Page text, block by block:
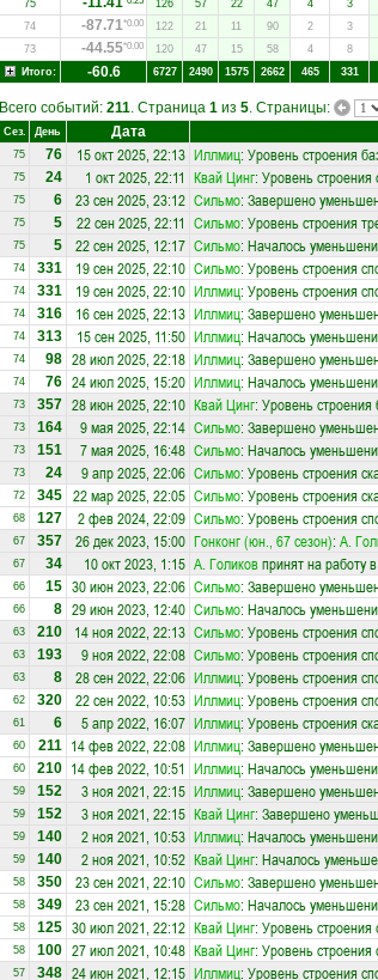
75
126 57 22 47 4 3
74
-87.71*0.00 122 21 11 90 2 3
73
-44.55*0.00 120 47 15 58 4 8
Итого:
-60.6 6727 2490 1575 2662 465 331
Всего событий: 211. Страница 1 из 5. Страницы:
Сез. День Дата
75 76 15 окт 2025, 22:13 Иллмиц: Уровень строения
75 24 1 окт 2025, 22:11 Квай Цинг: Уровень
75 6 23 сен 2025, 23:12 Сильмо: Завершено
75 5 22 сен 2025, 22:11 Сильмо: Уровень строения
75 5 22 сен 2025, 12:17 Сильмо: Началось
74 331 19 сен 2025, 22:10 Сильмо: Уровень строения
74 331 19 сен 2025, 22:10 Иллмиц: Уровень строения
74 316 16 сен 2025, 22:13 Иллмиц: Завершено
74 313 15 сен 2025, 11:50 Иллмиц: Началось
74 98 28 июл 2025, 22:18 Иллмиц: Завершено
74 76 24 июл 2025, 15:20 Иллмиц: Началось
73 357 28 июн 2025, 22:10 Квай Цинг: Уровень
73 164 9 мая 2025, 22:14 Сильмо: Завершено
73 151 7 мая 2025, 16:48 Сильмо: Началось
73 24 9 апр 2025, 22:06 Сильмо: Уровень строения
72 345 22 мар 2025, 22:05 Сильмо: Уровень строения
68 127 2 фев 2024, 22:09 Сильмо: Уровень строения
67 357 26 дек 2023, 15:00 Гонконг (юн., 67 сезон): А.
67 34 10 окт 2023, 1:15 А. Голиковпринят на работу
66 15 30 июн 2023, 22:06 Сильмо: Завершено
66 8 29 июн 2023, 12:40 Сильмо: Началось
63 210 14 ноя 2022, 22:13 Сильмо: Уровень строения
63 193 9 ноя 2022, 22:08 Сильмо: Уровень строения
63 8 28 сен 2022, 22:06 Иллмиц: Уровень строения
62 320 22 сен 2022, 10:53 Иллмиц: Уровень строения
61 6 5 апр 2022, 16:07 Иллмиц: Уровень строения
60 211 14 фев 2022, 22:08 Иллмиц: Завершено
60 210 14 фев 2022, 10:51 Иллмиц: Началось
59 152 3 ноя 2021, 22:15 Иллмиц: Завершено
59 152 3 ноя 2021, 22:15 Квай Цинг: Завершено
59 140 2 ноя 2021, 10:53 Иллмиц: Началось
59 140 2 ноя 2021, 10:52 Квай Цинг: Началось
58 350 23 сен 2021, 22:10 Сильмо: Завершено
58 349 23 сен 2021, 15:28 Сильмо: Началось
58 125 30 июл 2021, 22:12 Квай Цинг: Уровень
58 100 27 июл 2021, 10:48 Квай Цинг: Уровень
57 348 24 июн 2021, 12:15 Иллмиц: Уровень строения